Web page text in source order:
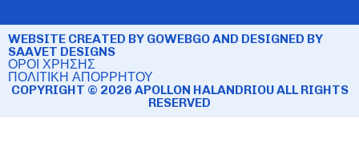
WEBSITE CREATED BY GOWEBGO AND DESIGNED BY
SAAVET DESIGNS
ΟΡΟΙ ΧΡΗΣΗΣ
ΠΟΛΙΤΙΚΗ ΑΠΟΡΡΗΤΟΥ
COPYRIGHT © 2026 APOLLON HALANDRIOU ALL RIGHTS
RESERVED